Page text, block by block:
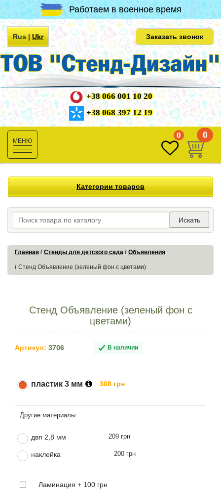
Работаем в военное время
Rus|Ukr Заказать звонок
+38 066 001 10 20
+38 068 397 12 19
Toggle
navigation
0 0
Категории товаров
Искать
Главная Стенды для детского сада Объявления
Стенд Объявление (зеленый фон с цветами)
Стенд Объявление (зеленый фон с
цветами)
Артикул: 3706 В наличии
пластик 3 мм 308 грн
двп 2,8 мм 209 грн
наклейка 200 грн
Ламинация + 100 грн